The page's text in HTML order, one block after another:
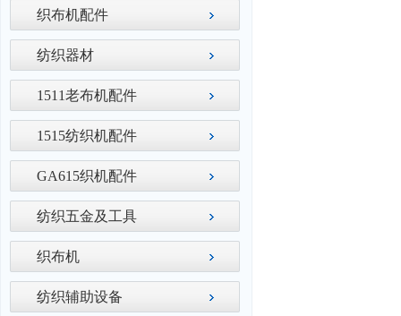
织布机配件
纺织器材
1511老布机配件
1515纺织机配件
GA615织机配件
纺织五金及工具
织布机
纺织辅助设备